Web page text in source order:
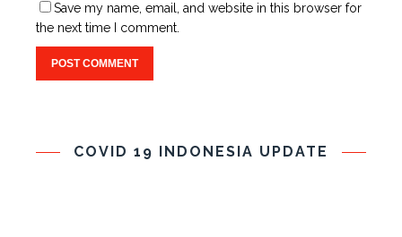
Save my name, email, and website in this browser for
the next time I comment.
COVID 19 INDONESIA UPDATE